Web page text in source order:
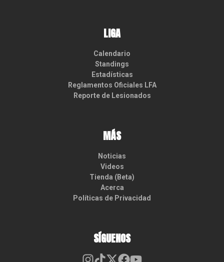
LIGA
Calendario
Standings
Estadísticas
Reglamentos Oficiales LFA
Reporte de Lesionados
MÁS
Noticias
Videos
Tienda (Beta)
Acerca
Políticas de Privacidad
SÍGUENOS